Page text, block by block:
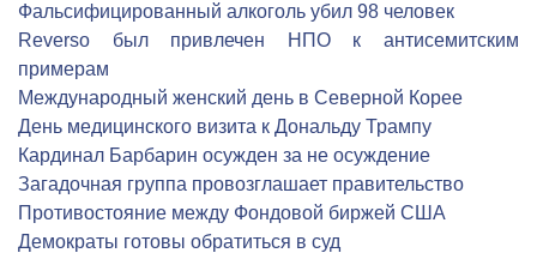
Фальсифицированный алкоголь убил 98 человек
Reverso был привлечен НПО к антисемитским
примерам
Международный женский день в Северной Корее
День медицинского визита к Дональду Трампу
Кардинал Барбарин осужден за не осуждение
Загадочная группа провозглашает правительство
Противостояние между Фондовой биржей США
Демократы готовы обратиться в суд